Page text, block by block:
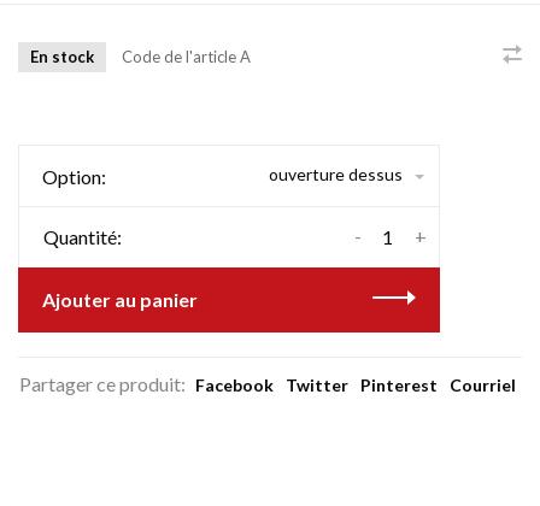
En stock Code de l'articleA
Option: ouverture dessus
Quantité: +
-
Ajouter au panier
Partager ce produit: Facebook Twitter Pinterest Courriel